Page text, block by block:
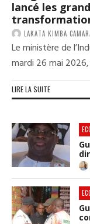
lancé les
LAKATA KIMBA
Le ministère de
mardi 26 mai 2026,
LIRE LA SUITE